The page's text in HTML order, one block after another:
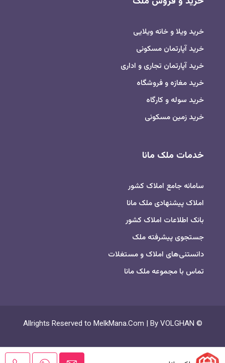
خرید ویلا و خانه ویلایی
خرید آپارتمان مسکونی
خرید آپارتمان تجاری و اداری
خرید مغازه و فروشگاه
خرید سوله و کارگاه
خرید زمین مسکونی
خدمات ملک مانا
سامانه جامع املاک کشور
املاک پیشنهادی ملک مانا
بانک اطلاعات املاک کشور
جستجوی پیشرفته ملک
دانستنی‌های املاک و مستغلات
تماس با مجموعه ملک مانا
© Allrights Reserved to MelkMana.Com | By VOLGHAN